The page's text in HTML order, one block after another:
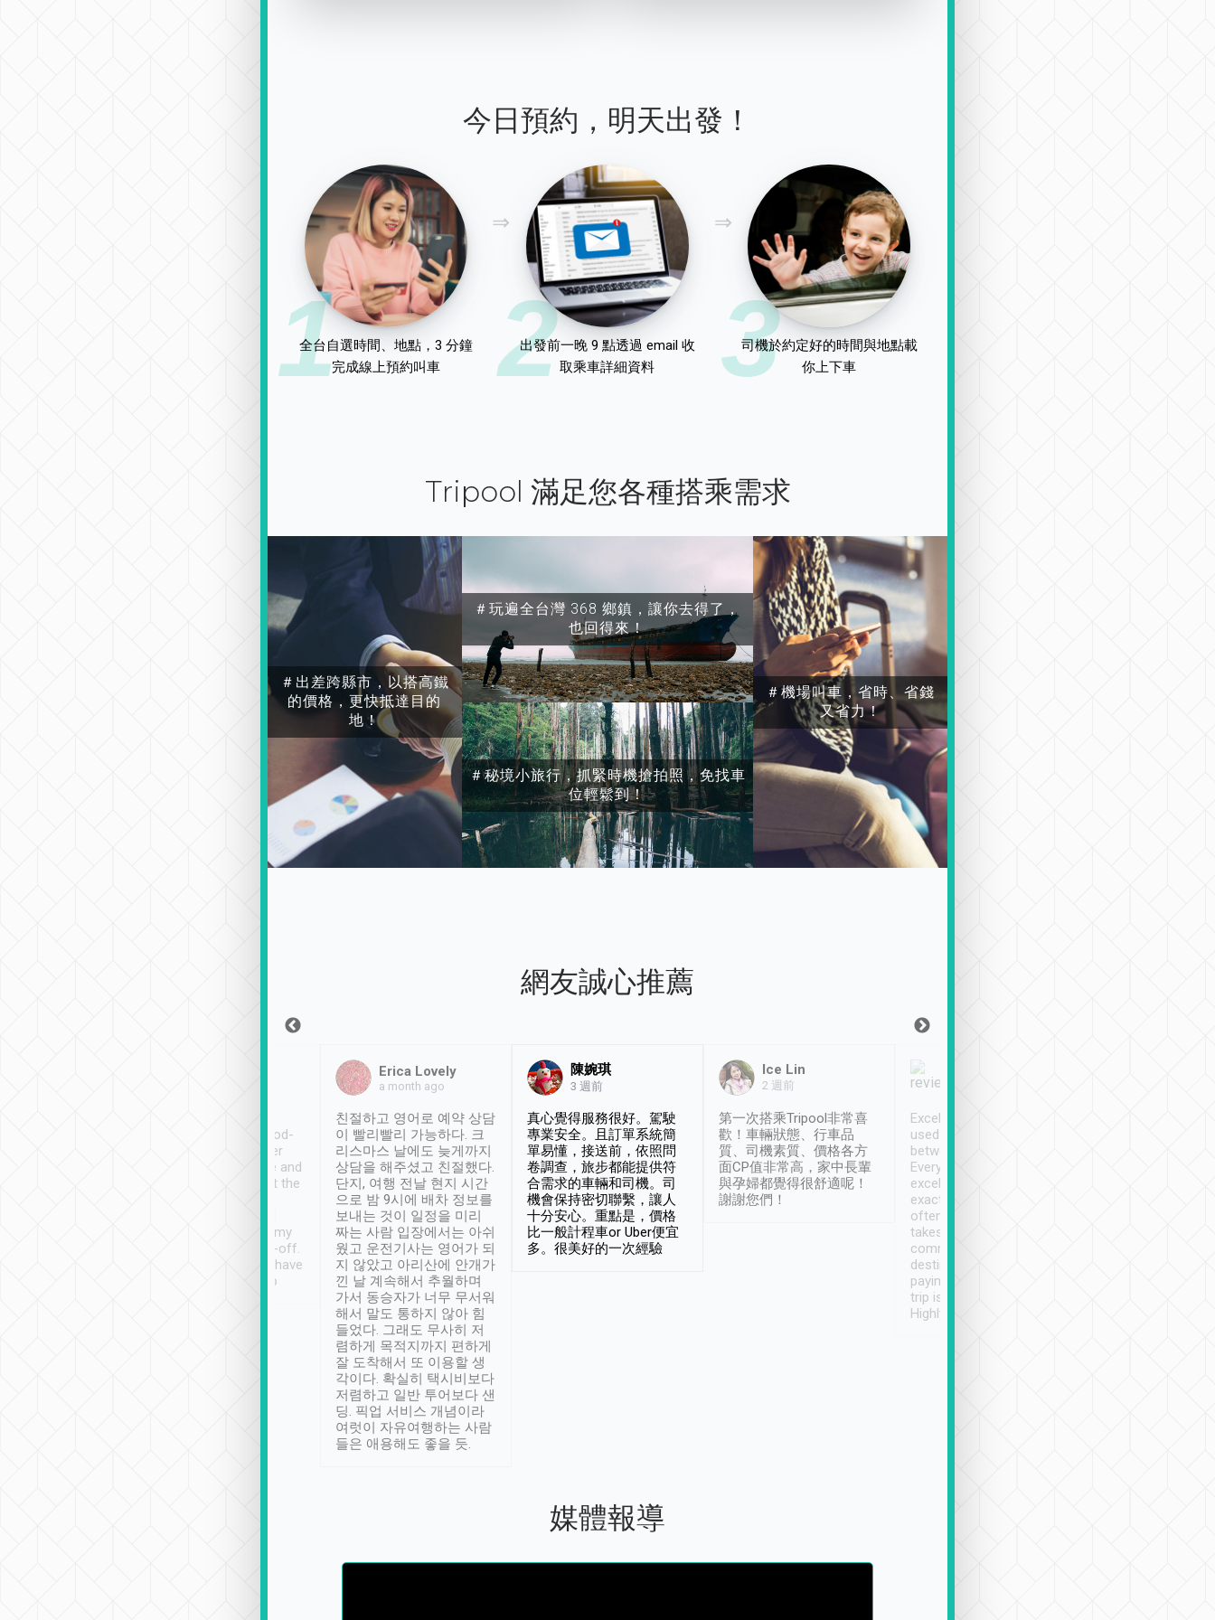
今日預約，明天出發！
1
全台自選時間、地點，3 分鐘
完成線上預約叫車
2
出發前一晚 9 點透過 email 收
取乘車詳細資料
3
司機於約定好的時間與地點載
你上下車
Tripool 滿足您各種搭乘需求
＃出差跨縣市，以搭高鐵
的價格，更快抵達目的
地！
＃玩遍全台灣 368 鄉鎮，讓你去得了，
也回得來！
＃秘境小旅行，抓緊時機搶拍照，免找車
位輕鬆到！
＃機場叫車，省時、省錢
又省力！
網友誠心推薦
service, vehicles in good-
condition and the driver
service was awesome and
thoughtful. Driver went the
have safely arrived at my
destination after drop-off.
Definitely something I have
not seen elsewhere 👍
Erica Lovely
a month ago
친절하고 영어로 예약 상담
이 빨리빨리 가능하다. 크
리스마스 날에도 늦게까지
상담을 해주셨고 친절했다.
단지, 여행 전날 현지 시간
으로 밤 9시에 배차 정보를
보내는 것이 일정을 미리
짜는 사람 입장에서는 아쉬
웠고 운전기사는 영어가 되
지 않았고 아리산에 안개가
낀 날 계속해서 추월하며
가서 동승자가 너무 무서워
해서 말도 통하지 않아 힘
들었다. 그래도 무사히 저
렴하게 목적지까지 편하게
잘 도착해서 또 이용할 생
각이다. 확실히 택시비보다
저렴하고 일반 투어보다 샌
딩. 픽업 서비스 개념이라
여럿이 자유여행하는 사람
들은 애용해도 좋을 듯.
陳婉琪
3 週前
真心覺得服務很好。駕駛
專業安全。且訂單系統簡
單易懂，接送前，依照問
卷調查，旅步都能提供符
合需求的車輛和司機。司
機會保持密切聯繫，讓人
十分安心。重點是，價格
比一般計程車or Uber便宜
多。很美好的一次經驗
Ice Lin
2 週前
第一次搭乘Tripool非常喜
歡！車輛狀態、行車品
質、司機素質、價格各方
面CP值非常高，家中長輩
與孕婦都覺得很舒適呢！
謝謝您們！
Excellent service. We have
used Tripool to travel
between cities in Taiwan.
Every driver has been
excellent and arrives
exactly on time. As there is
often limited English it
takes the difficulty out of
communicating the
destination details and
paying online prior to the
trip is very convenient.
Highly recommended
媒體報導